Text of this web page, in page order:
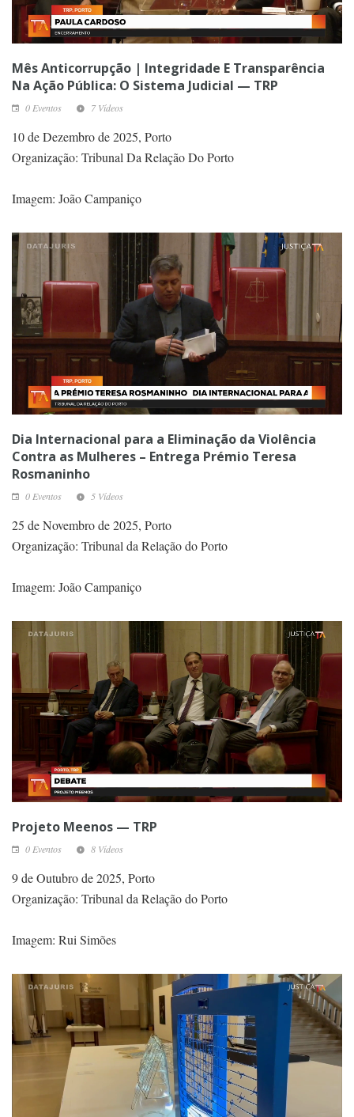
Mês Anticorrupção | Integridade E Transparência
Na Ação Pública: O Sistema Judicial — TRP
0 Eventos 7 Vídeos
10 de Dezembro de 2025, Porto
Organização: Tribunal Da Relação Do Porto
Imagem: João Campaniço
Dia Internacional para a Eliminação da Violência
Contra as Mulheres – Entrega Prémio Teresa
Rosmaninho
0 Eventos 5 Vídeos
25 de Novembro de 2025, Porto
Organização: Tribunal da Relação do Porto
Imagem: João Campaniço
Projeto Meenos — TRP
0 Eventos 8 Vídeos
9 de Outubro de 2025, Porto
Organização: Tribunal da Relação do Porto
Imagem: Rui Simões